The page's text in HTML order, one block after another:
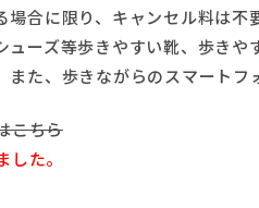
場合に限り、キャンセル料は不
ューズ等歩きやすい靴、歩き
また、歩きながらのスマートフ
こちら
た。